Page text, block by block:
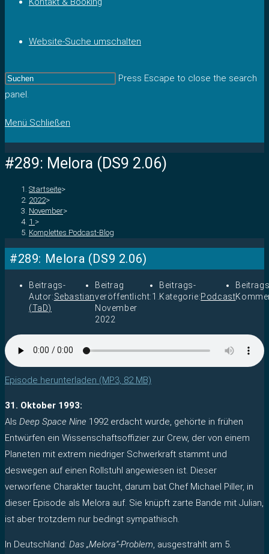
Website-Suche umschalten
Press Escape to close the search
panel.
Menü Schließen
#289: Melora (DS9 2.06)
Startseite>
2022>
November>
1. >
Komplettes Podcast-Blog
#289: Melora (DS9 2.06)
Beitrags-
Autor:Sebastian
(TaD)
Beitrag
veröffentlicht:1.
November
2022
Beitrags-
Kategorie:Podcast
Episode herunterladen (MP3, 82 MB)
31. Oktober 1993:
Als Deep Space Nine 1992 erdacht wurde, gehörte in frühen
Entwürfen ein Wissenschaftsoffizier zur Crew, der von einem
Planeten mit extrem niedriger Schwerkraft stammt und
deswegen auf einen Rollstuhl angewiesen ist. Dieser
verworfene Charakter taucht, darum bat Chef Michael Piller, in
dieser Episode als Melora auf. Sie knüpft zarte Bande mit Julian,
ist aber trotzdem nur bedingt sympathisch.
In Deutschland: Das „Melora“-Problem, ausgestrahlt am 5.